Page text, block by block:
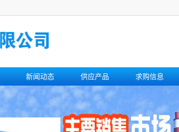
新闻动态 供应产品 求购信息